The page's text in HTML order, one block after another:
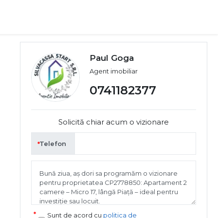
Paul Goga
Agent imobiliar
0741182377
Solicită chiar acum o vizionare
Telefon
Sunt de acord cu politica de